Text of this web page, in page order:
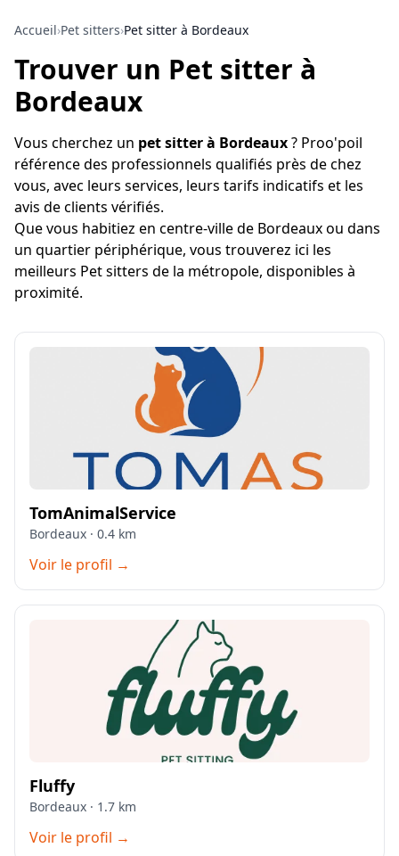
Accueil›Pet sitters›Pet sitter à Bordeaux
Trouver un Pet sitter à
Bordeaux
Vous cherchez un pet sitter à Bordeaux? Proo'poil
référence des professionnels qualifiés près de chez
vous, avec leurs services, leurs tarifs indicatifs et les
avis de clients vérifiés.
Que vous habitiez en centre-ville de Bordeaux ou dans
un quartier périphérique, vous trouverez ici les
meilleurs Pet sitters de la métropole, disponibles à
proximité.
TomAnimalService
Bordeaux · 0.4 km
Voir le profil →
Fluffy
Bordeaux · 1.7 km
Voir le profil →